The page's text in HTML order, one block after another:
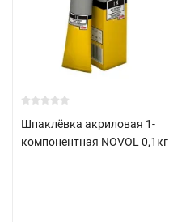
Шпаклёвка акриловая 1-
компонентная NOVOL 0,1кг